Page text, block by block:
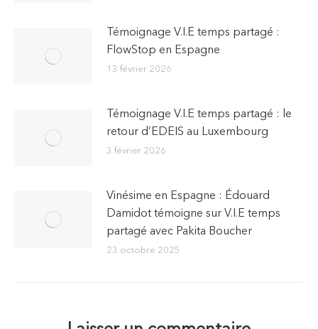
Témoignage V.I.E temps partagé :
FlowStop en Espagne
13 février 2026
Témoignage V.I.E temps partagé : le
retour d’EDEIS au Luxembourg
3 février 2026
Vinésime en Espagne : Édouard
Damidot témoigne sur V.I.E temps
partagé avec Pakita Boucher
23 octobre 2025